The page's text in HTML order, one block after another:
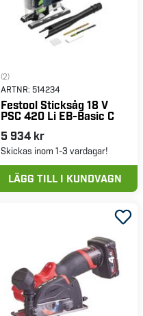
(2)
ARTNR: 514234
Festool Sticksåg 18 V
PSC 420 Li EB-Basic C
5 934 kr
Skickas inom 1-3 vardagar!
LÄGG TILL I KUNDVAGN